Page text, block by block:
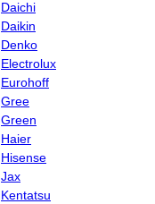
Daichi
Daikin
Denko
Electrolux
Eurohoff
Gree
Green
Haier
Hisense
Jax
Kentatsu